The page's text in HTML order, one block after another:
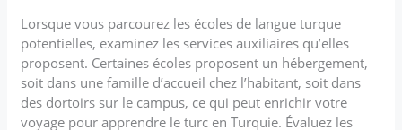
Lorsque vous parcourez les écoles de langue turque
potentielles, examinez les services auxiliaires qu’elles
proposent. Certaines écoles proposent un hébergement,
soit dans une famille d’accueil chez l’habitant, soit dans
des dortoirs sur le campus, ce qui peut enrichir votre
voyage pour apprendre le turc en Turquie. Évaluez les